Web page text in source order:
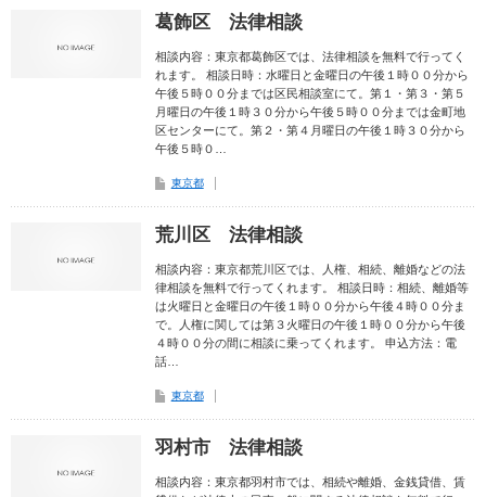
葛飾区 法律相談
相談内容：東京都葛飾区では、法律相談を無料で行ってく
れます。 相談日時：水曜日と金曜日の午後１時００分から
午後５時００分までは区民相談室にて。第１・第３・第５
月曜日の午後１時３０分から午後５時００分までは金町地
区センターにて。第２・第４月曜日の午後１時３０分から
午後５時０…
東京都
荒川区 法律相談
相談内容：東京都荒川区では、人権、相続、離婚などの法
律相談を無料で行ってくれます。 相談日時：相続、離婚等
は火曜日と金曜日の午後１時００分から午後４時００分ま
で。人権に関しては第３火曜日の午後１時００分から午後
４時００分の間に相談に乗ってくれます。 申込方法：電
話…
東京都
羽村市 法律相談
相談内容：東京都羽村市では、相続や離婚、金銭貸借、賃